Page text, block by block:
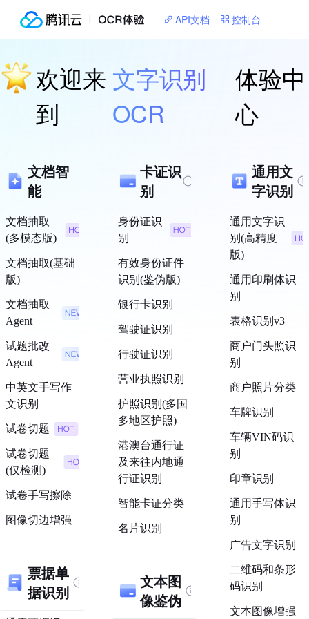
API文档 控制台
欢迎来
到
文字识别
OCR
体验中
心
文档智
能
文档抽取
(多模态版)
文档抽取(基础
版)
文档抽取
Agent
试题批改
Agent
中英文手写作
文识别
试卷切题
试卷切题
(仅检测)
试卷手写擦除
图像切边增强
票据单
据识别
卡证识
别
身份证识
别
有效身份证件
识别(鉴伪版)
银行卡识别
驾驶证识别
行驶证识别
营业执照识别
护照识别(多国
多地区护照)
港澳台通行证
及来往内地通
行证识别
智能卡证分类
名片识别
文本图
像鉴伪
通用文
字识别
通用文字识
别(高精度
版)
通用印刷体识
别
表格识别v3
商户门头照识
别
商户照片分类
车牌识别
车辆VIN码识
别
印章识别
通用手写体识
别
广告文字识别
二维码和条形
码识别
文本图像增强